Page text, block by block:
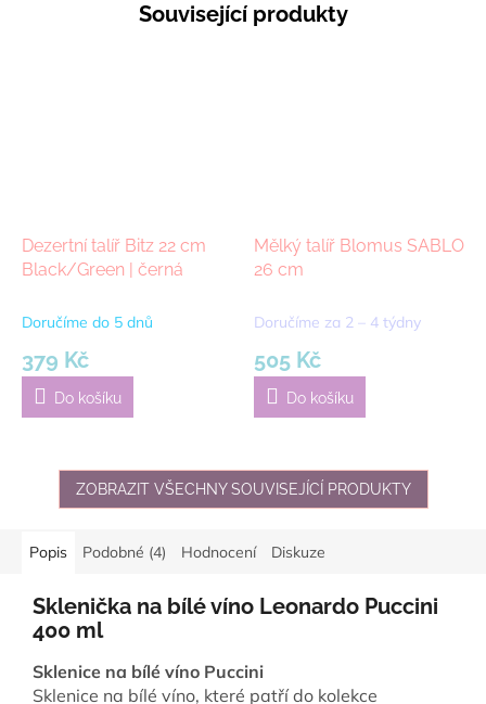
Související produkty
Dezertní talíř Bitz 22 cm
Black/Green | černá
Doručíme do 5 dnů
379 Kč
Do košíku
Mělký talíř Blomus SABLO
26 cm
Doručíme za 2 – 4 týdny
505 Kč
Do košíku
ZOBRAZIT VŠECHNY SOUVISEJÍCÍ PRODUKTY
Popis Podobné (4) Hodnocení Diskuze
Sklenička na bílé víno Leonardo Puccini
400 ml
Sklenice na bílé víno Puccini
Sklenice na bílé víno, které patří do kolekce